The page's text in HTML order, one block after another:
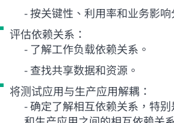
- 按关键性、利用率和业务影响
评估依赖关系：
- 了解工作负载依赖关系。
- 查找共享数据和资源。
将测试应用与生产应用解耦：
- 确定了解相互依赖关系，特